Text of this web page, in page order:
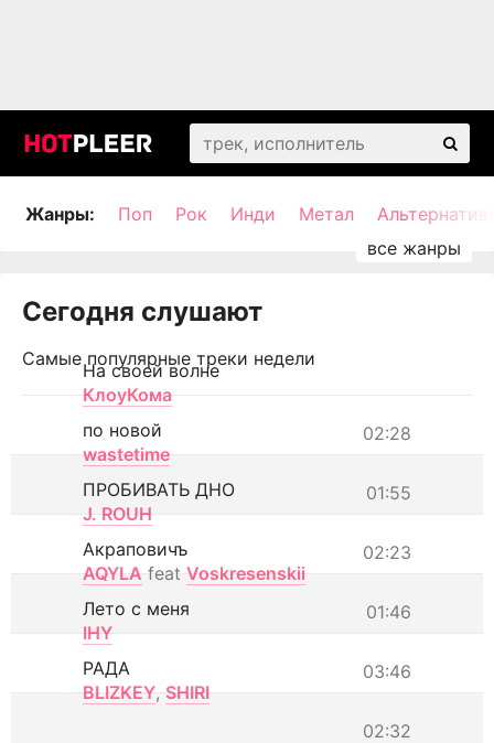
Жанры: Поп Рок Инди Метал
Сегодня слушают
Самые популярные треки недели
На своей волне
КлоуКома
02:28
по новой
wastetime
01:55
ПРОБИВАТЬ ДНО
J. ROUH
02:23
Акраповичъ
AQYLA feat Voskresenskii
01:46
Лето с меня
IHY
03:46
РАДА
BLIZKEY, SHIRI
02:32